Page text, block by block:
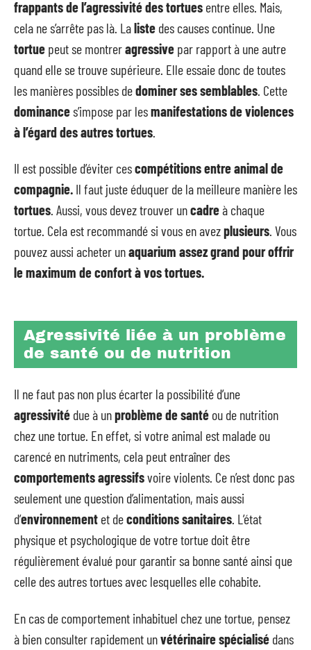
frappants de l’agressivité des tortues entre elles. Mais,
cela ne s’arrête pas là. Laliste des causes continue. Une
tortue peut se montreragressive par rapport à une autre
quand elle se trouve supérieure. Elle essaie donc de toutes
les manières possibles dedominer ses semblables . Cette
dominances’impose par lesmanifestations de violences
à l’égard des autres tortues
Il est possible d’éviter cescompétitions entre animal de
compagnie. Il faut juste éduquer de la meilleure manière les
tortues. Aussi, vous devez trouver uncadreà chaque
tortue. Cela est recommandé si vous en avezplusieurs. Vous
pouvez aussi acheter unaquarium assez grand pour offrir
le maximum de confort à vos tortues.
Agressivité liée à un problème
de santé ou de nutrition
Il ne faut pas non plus écarter la possibilité d’une
agressivité due à unproblème de santé ou de nutrition
chez une tortue. En effet, si votre animal est malade ou
carencé en nutriments, cela peut entraîner des
comportements agressifsvoire violents. Ce n’est donc pas
seulement une question d’alimentation, mais aussi
d’environnement et deconditions sanitaires. L’état
physique et psychologique de votre tortue doit être
régulièrement évalué pour garantir sa bonne santé ainsi que
celle des autres tortues avec lesquelles elle cohabite.
En cas de comportement inhabituel chez une tortue, pensez
à bien consulter rapidement unvétérinaire spécialisé dans